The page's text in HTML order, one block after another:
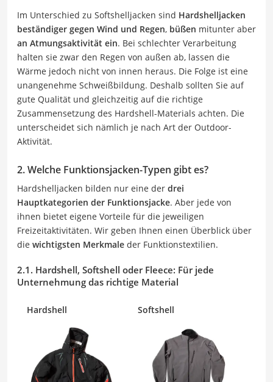
Im Unterschied zu Softshelljacken sind Hardshelljacken
beständiger gegen Wind und Regen, büßen mitunter aber
an Atmungsaktivität ein. Bei schlechter Verarbeitung
halten sie zwar den Regen von außen ab, lassen die
Wärme jedoch nicht von innen heraus. Die Folge ist eine
unangenehme Schweißbildung. Deshalb sollten Sie auf
gute Qualität und gleichzeitig auf die richtige
Zusammensetzung des Hardshell-Materials achten. Die
unterscheidet sich nämlich je nach Art der Outdoor-
Aktivität.
2. Welche Funktionsjacken-Typen gibt es?
Hardshelljacken bilden nur eine der drei
Hauptkategorien der Funktionsjacke. Aber jede von
ihnen bietet eigene Vorteile für die jeweiligen
Freizeitaktivitäten. Wir geben Ihnen einen Überblick über
die wichtigsten Merkmale der Funktionstextilien.
2.1. Hardshell, Softshell oder Fleece: Für jede
Unternehmung das richtige Material
Hardshell Softshell